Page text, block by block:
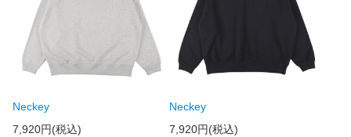
Neckey
7,920円(税込)
Neckey
7,920円(税込)